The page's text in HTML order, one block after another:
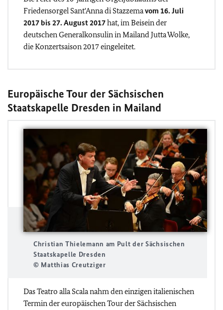
Friedensorgel Sant'Anna di Stazzemavom 16. Juli
2017 bis 27. August 2017hat, im Beisein der
deutschen Generalkonsulin in Mailand Jutta Wolke,
die Konzertsaison 2017 eingeleitet.
Europäische Tour der Sächsischen
Staatskapelle Dresden in Mailand
Christian Thielemann am Pult der Sächsischen
Staatskapelle Dresden
© Matthias Creutziger
Das Teatro alla Scala nahm den einzigen italienischen
Termin der europäischen Tour der Sächsischen